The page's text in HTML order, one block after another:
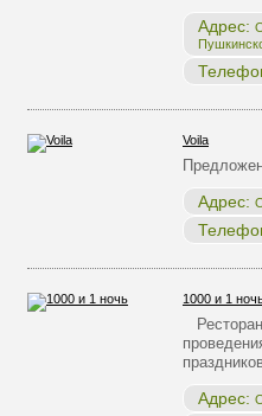
Адрес:
Voila
Адрес:
1000 и 1
Адрес: